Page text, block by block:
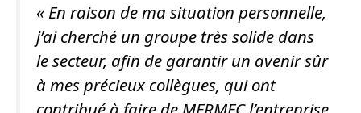
« En raison de ma situation personnelle,
j’ai cherché un groupe très solide dans
le secteur, afin de garantir un avenir sûr
à mes précieux collègues, qui ont